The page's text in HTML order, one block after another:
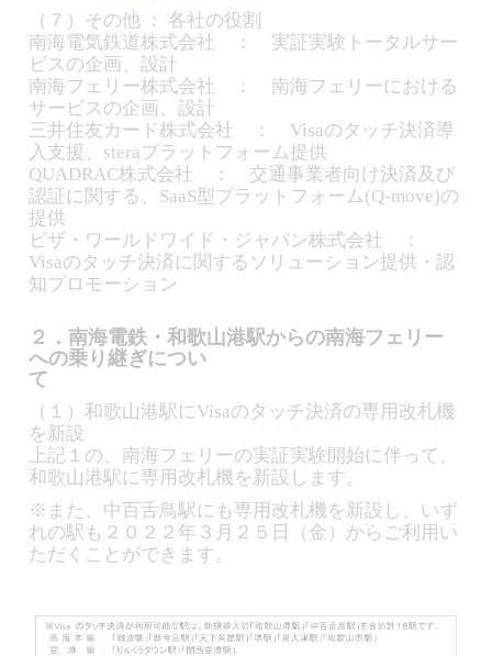
（７）その他 ： 各社の役割
南海電気鉄道株式会社 ： 実証実験トータルサー
ビスの企画、設計
南海フェリー株式会社 ： 南海フェリーにおける
サービスの企画、設計
三井住友カード株式会社 ： Visaのタッチ決済導
入支援、steraプラットフォーム提供
QUADRAC株式会社 ： 交通事業者向け決済及び
認証に関する、SaaS型プラットフォーム(Q-move)の
提供
ビザ・ワールドワイド・ジャパン株式会社 ：
Visaのタッチ決済に関するソリューション提供・認
知プロモーション
２．南海電鉄・和歌山港駅からの南海フェリー
への乗り継ぎについ
て
（１）和歌山港駅にVisaのタッチ決済の専用改札機
を新設
上記１の、南海フェリーの実証実験開始に伴って、
和歌山港駅に専用改札機を新設します。
※また、中百舌鳥駅にも専用改札機を新設し、いず
れの駅も２０２２年３月２５日（金）からご利用い
ただくことができます。